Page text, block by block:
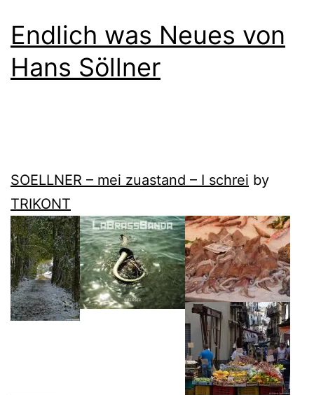
Endlich was Neues von
Hans Söllner
SOELLNER – mei zuastand – I schrei by
TRIKONT